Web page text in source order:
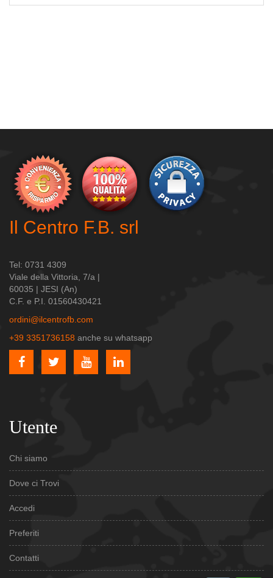
Il Centro F.B. srl
Tel: 0731 4309
Viale della Vittoria, 7/a |
60035 | JESI (An)
C.F. e P.I. 01560430421
ordini@ilcentrofb.com
+39 3351736158 anche su whatsapp
Utente
Chi siamo
Dove ci Trovi
Accedi
Preferiti
Contatti